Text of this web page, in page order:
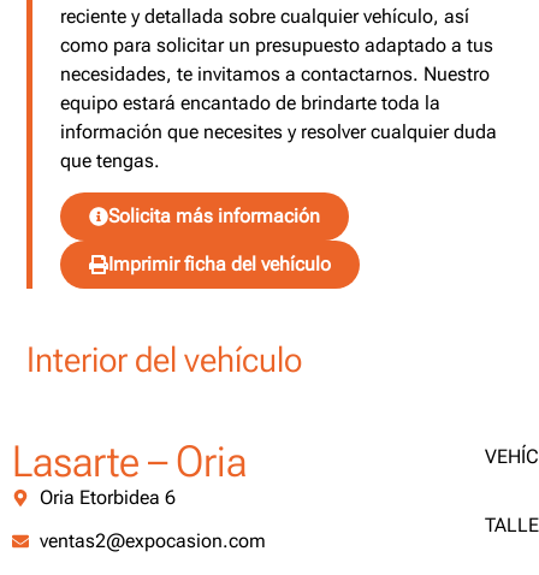
reciente y detallada sobre cualquier vehículo, así
como para solicitar un presupuesto adaptado a tus
necesidades, te invitamos a contactarnos. Nuestro
equipo estará encantado de brindarte toda la
información que necesites y resolver cualquier duda
que tengas.
Solicita más información
Imprimir ficha del vehículo
Interior del vehículo
Lasarte – Oria
Oria Etorbidea 6
ventas2@expocasion.com